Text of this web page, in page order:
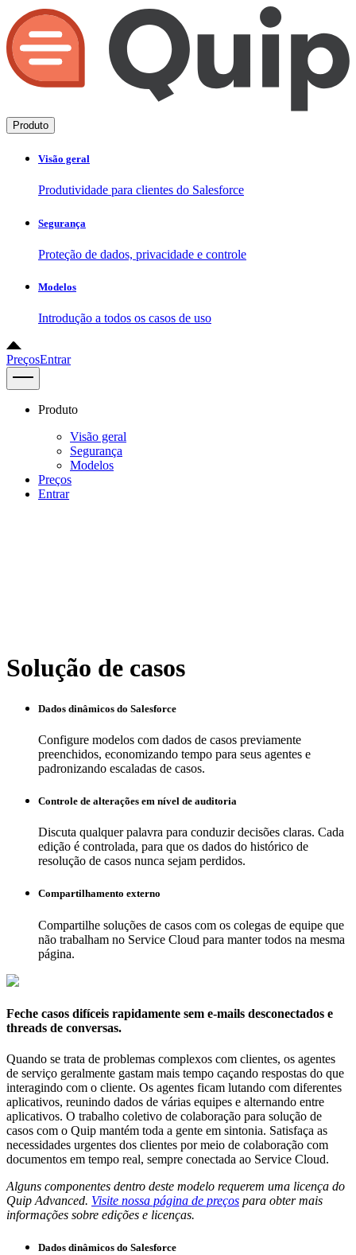
Produto
Visão geral
Produtividade para clientes do Salesforce
Segurança
Proteção de dados, privacidade e controle
Modelos
Introdução a todos os casos de uso
PreçosEntrar
Produto
Visão geral
Segurança
Modelos
Preços
Entrar
Solução de casos
Dados dinâmicos do Salesforce
Configure modelos com dados de casos previamente
preenchidos, economizando tempo para seus agentes e
padronizando escaladas de casos.
Controle de alterações em nível de auditoria
Discuta qualquer palavra para conduzir decisões claras. Cada
edição é controlada, para que os dados do histórico de
resolução de casos nunca sejam perdidos.
Compartilhamento externo
Compartilhe soluções de casos com os colegas de equipe que
não trabalham no Service Cloud para manter todos na mesma
página.
Feche casos difíceis rapidamente sem e-mails desconectados e
threads de conversas.
Quando se trata de problemas complexos com clientes, os agentes
de serviço geralmente gastam mais tempo caçando respostas do que
interagindo com o cliente. Os agentes ficam lutando com diferentes
aplicativos, reunindo dados de várias equipes e alternando entre
aplicativos. O trabalho coletivo de colaboração para solução de
casos com o Quip mantém toda a gente em sintonia. Satisfaça as
necessidades urgentes dos clientes por meio de colaboração com
documentos em tempo real, sempre conectada ao Service Cloud.
Alguns componentes dentro deste modelo requerem uma licença do
Quip Advanced. Visite nossa página de preços para obter mais
informações sobre edições e licenças.
Dados dinâmicos do Salesforce